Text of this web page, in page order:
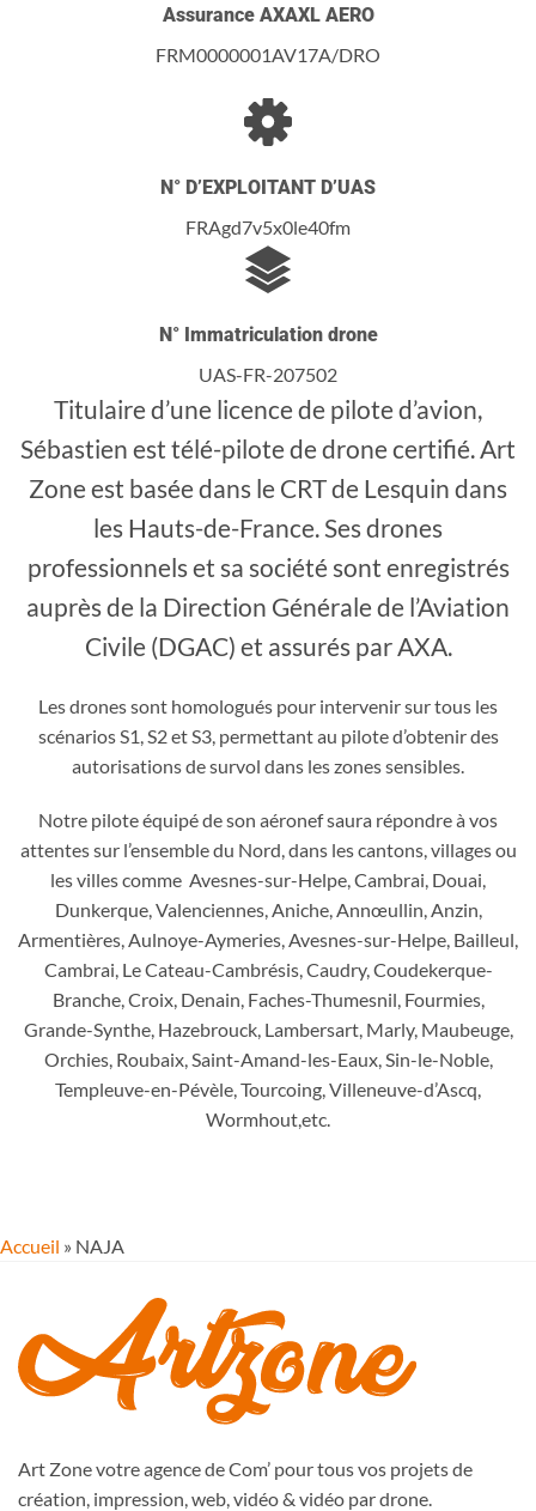
Assurance AXAXL AERO
FRM0000001AV17A/DRO
N° D’EXPLOITANT D’UAS
FRAgd7v5x0le40fm
N° Immatriculation drone
UAS-FR-207502
Titulaire d’une licence de pilote d’avion,
Sébastien est télé-pilote de drone certifié. Art
Zone est basée dans le CRT de Lesquin dans
les Hauts-de-France. Ses drones
professionnels et sa société sont enregistrés
auprès de la Direction Générale de l’Aviation
Civile (DGAC) et assurés par AXA.
Les drones sont homologués pour intervenir sur tous les
scénarios S1, S2 et S3, permettant au pilote d’obtenir des
autorisations de survol dans les zones sensibles.
Notre pilote équipé de son aéronef saura répondre à vos
attentes sur l’ensemble du Nord, dans les cantons, villages ou
les villes comme Avesnes-sur-Helpe, Cambrai, Douai,
Dunkerque, Valenciennes, Aniche, Annœullin, Anzin,
Armentières, Aulnoye-Aymeries, Avesnes-sur-Helpe, Bailleul,
Cambrai, Le Cateau-Cambrésis, Caudry, Coudekerque-
Branche, Croix, Denain, Faches-Thumesnil, Fourmies,
Grande-Synthe, Hazebrouck, Lambersart, Marly, Maubeuge,
Orchies, Roubaix, Saint-Amand-les-Eaux, Sin-le-Noble,
Templeuve-en-Pévèle, Tourcoing, Villeneuve-d’Ascq,
Wormhout,etc.
Accueil » NAJA
Art Zone votre agence de Com’ pour tous vos projets de
création, impression, web, vidéo & vidéo par drone.